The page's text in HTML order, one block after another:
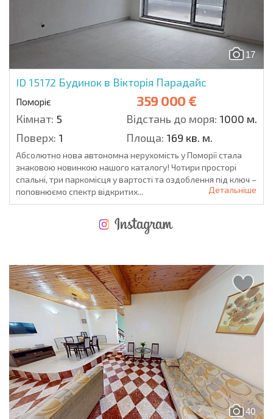
17
ID 15172 Будинок в Вікторія Парадайс
Поморіє 359 000 €
Кімнат: 5 Відстань до моря: 1000 м.
Поверх: 1 Площа: 169 кв. м.
Абсолютно нова автономна нерухомість у Поморії стала
знаковою новинкою нашого каталогу! Чотири просторі
спальні, три паркомісця у вартості та оздоблення під ключ –
поповнюємо спектр відкритих...
Детальніше
40